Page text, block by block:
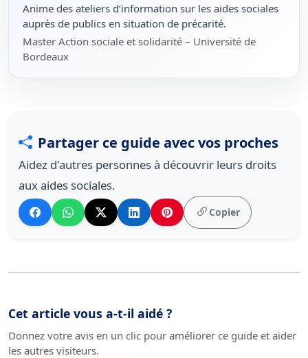
Anime des ateliers d’information sur les aides sociales
auprès de publics en situation de précarité.
Master Action sociale et solidarité – Université de
Bordeaux
Partager ce guide avec vos proches
Aidez d'autres personnes à découvrir leurs droits
aux aides sociales.
Copier
Cet article vous a-t-il aidé ?
Donnez votre avis en un clic pour améliorer ce guide et aider
les autres visiteurs.